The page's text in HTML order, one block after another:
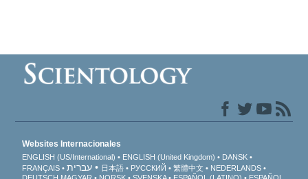
Websites Internacionales
ENGLISH (US/International) ENGLISH (United Kingdom)
DANSK
FRANÇAIS
עברית 日本語 РУССКИЙ 繁體中文
NEDERLANDS